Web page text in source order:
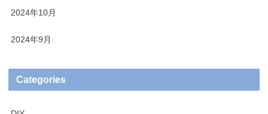
2024年10月
2024年9月
Categories